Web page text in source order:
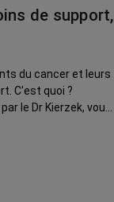
de support,
du cancer et leurs
C'est quoi ?
le Dr Kierzek, vous